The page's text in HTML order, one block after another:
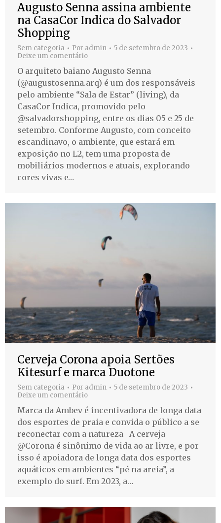
Augusto Senna assina ambiente
na CasaCor Indica do Salvador
Shopping
Sem categoria Por admin
5 de setembro de 2023
Deixe um comentário
O arquiteto baiano Augusto Senna
(@augustosenna.arq) é um dos responsáveis
pelo ambiente “Sala de Estar” (living), da
CasaCor Indica, promovido pelo
@salvadorshopping, entre os dias 05 e 25 de
setembro. Conforme Augusto, com conceito
escandinavo, o ambiente, que estará em
exposição no L2, tem uma proposta de
mobiliários modernos e atuais, explorando
cores vivas e…
Cerveja Corona apoia Sertões
Kitesurf e marca Duotone
Sem categoria Por admin
5 de setembro de 2023
Deixe um comentário
Marca da Ambev é incentivadora de longa data
dos esportes de praia e convida o público a se
reconectar com a natureza A cerveja
@Corona é sinônimo de vida ao ar livre, e por
isso é apoiadora de longa data dos esportes
aquáticos em ambientes “pé na areia”, a
exemplo do surf. Em 2023, a…